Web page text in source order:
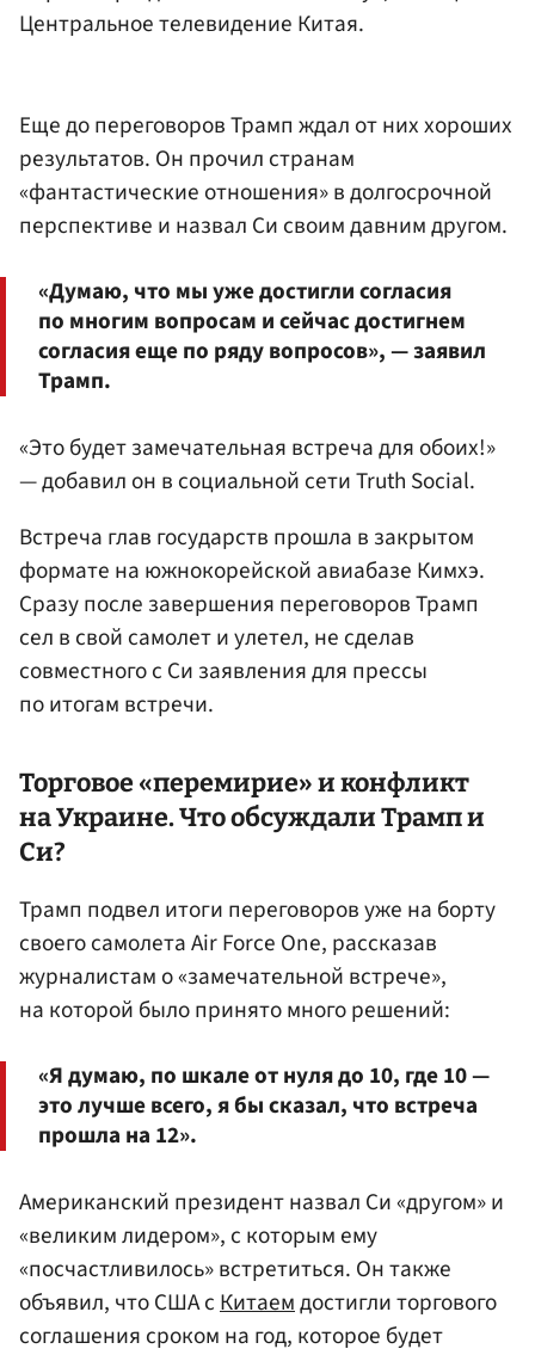
Центральное телевидение Китая.
Еще до переговоров Трамп ждал от них хороших
результатов. Он прочил странам
«фантастические отношения» в долгосрочной
перспективе и назвал Си своим давним другом.
«Думаю, что мы уже достигли согласия
по многим вопросам и сейчас достигнем
согласия еще по ряду вопросов», — заявил
Трамп.
«Это будет замечательная встреча для обоих!»
— добавил он в социальной сети Truth Social.
Встреча глав государств прошла в закрытом
формате на южнокорейской авиабазе Кимхэ.
Сразу после завершения переговоров Трамп
сел в свой самолет и улетел, не сделав
совместного с Си заявления для прессы
по итогам встречи.
Торговое «перемирие» и конфликт
наУкраине. Что обсуждали Трамп и
Си?
Трамп подвел итоги переговоров уже на борту
своего самолета Air Force One, рассказав
журналистам о «замечательной встрече»,
на которой было принято много решений:
«Я думаю, по шкале от нуля до 10, где 10 —
это лучше всего, я бы сказал, что встреча
прошла на 12».
Американский президент назвал Си «другом» и
«великим лидером», с которым ему
«посчастливилось» встретиться. Он также
объявил, что США сКитаемдостигли торгового
соглашения сроком на год, которое будет